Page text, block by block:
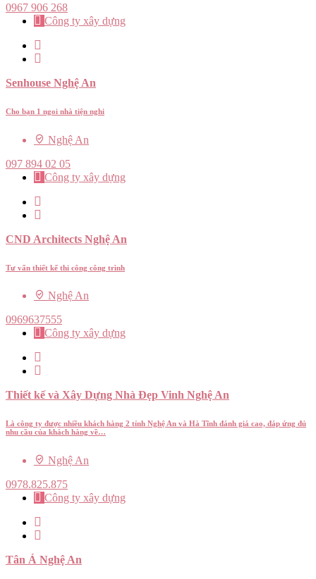
0967 906 268
Công ty xây dựng
Senhouse Nghệ An
Cho bạn 1 ngoi nhà tiện nghi
Nghệ An
097 894 02 05
Công ty xây dựng
CND Architects Nghệ An
Tư vấn thiết kế thi công công trình
Nghệ An
0969637555
Công ty xây dựng
Thiết kế và Xây Dựng Nhà Đẹp Vinh Nghệ An
Là công ty được nhiều khách hàng 2 tỉnh Nghệ An và Hà Tĩnh đánh giá cao, đáp ứng đủ
nhu cầu của khách hàng về…
Nghệ An
0978.825.875
Công ty xây dựng
Tân Á Nghệ An